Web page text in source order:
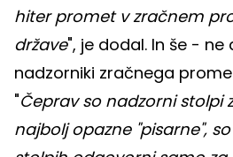
hiter promet v zračnem
države", je dodal. In še - ne
nadzorniki zračnega
"Čeprav so nadzorni stolpi
najbolj opazne "pisarne",